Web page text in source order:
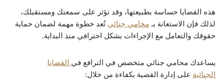
هذه القضايا حساسة بطبيعتها، وقد تؤثر على سمعتك ومستقبلك،
لذلك فإن الاستعانة بـ محامي جنائي تُعد خطوة مهمة لضمان حماية
حقوقك والتعامل مع الإجراءات بشكل احترافي منذ البداية.
يساعدك محامي جنائي متخصص في الترافع في القضايا
الجنائية على إدارة القضية بكفاءة من خلال: